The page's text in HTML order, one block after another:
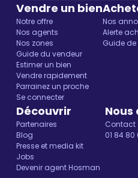
Vendre un bien
Notre offre
Nos agents
Nos zones
Guide du vendeur
Estimer un bien
Vendre rapidement
Parrainez un proche
Se connecter
Nos
Alerte
Guide
Découvrir
Partenaires
Blog
Presse et media kit
Jobs
Devenir agent Hosman
Contact
01 84 80